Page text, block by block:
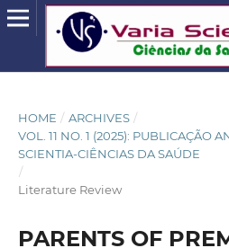
HOME / ARCHIVES /
VOL. 11 NO. 1 (2025): PUBLICAÇÃO
SCIENTIA-CIÊNCIAS DA SAÚDE
/
Literature Review
PARENTS OF